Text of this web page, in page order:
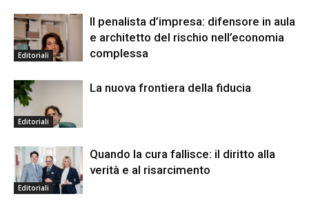
Editoriali
Il penalista d’impresa: difensore in aula
e architetto del rischio nell’economia
complessa
Editoriali
La nuova frontiera della fiducia
Editoriali
Quando la cura fallisce: il diritto alla
verità e al risarcimento